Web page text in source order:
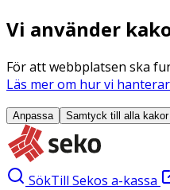
Vi använder
För att webbplatsen ska
Läs mer om hur vi
Anpassa Samtyck till alla kakor
SökTill Sekos a-kassa